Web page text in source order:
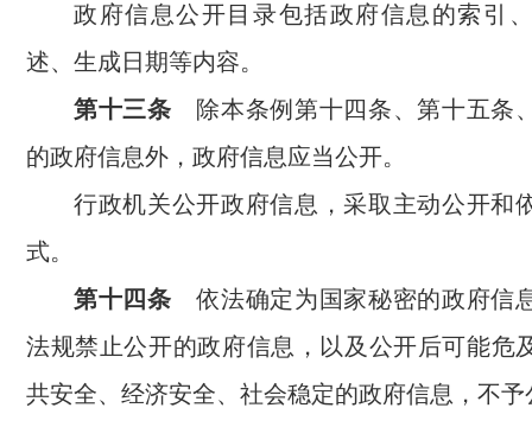
政府信息公开目录包括政府信息的索引
述、生成日期等内容。
第十三条 除本条例第十四条、第十五条
的政府信息外，政府信息应当公开。
行政机关公开政府信息，采取主动公开和
式。
第十四条 依法确定为国家秘密的政府信
法规禁止公开的政府信息，以及公开后可能危
共安全、经济安全、社会稳定的政府信息，不予